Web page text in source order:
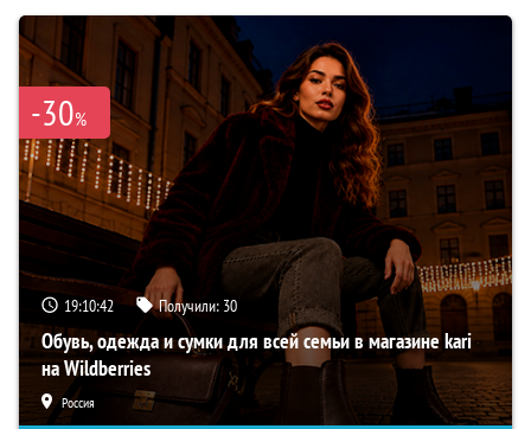
-30%
19:10:41 Получили: 30
Обувь, одежда и сумки для всей семьи в магазине kari
на Wildberries
Россия